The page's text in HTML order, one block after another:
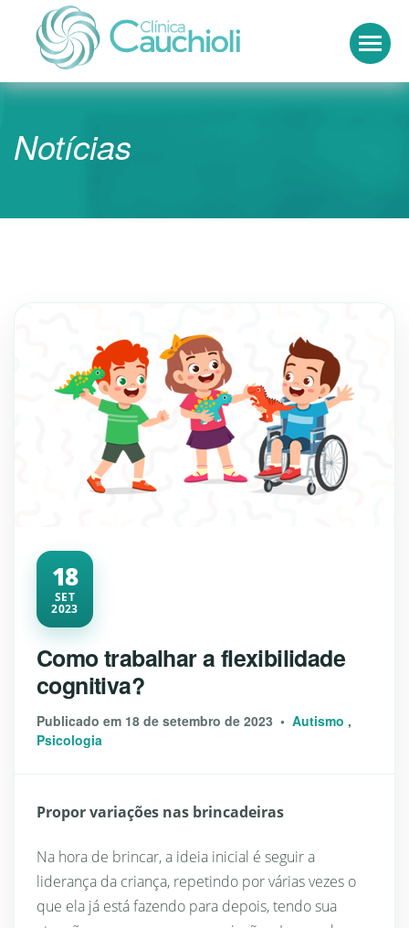
Clínica Cauchioli
Notícias
18
SET
2023
Como trabalhar a flexibilidade
cognitiva?
Publicado em 18 de setembro de 2023 • Autismo ,
Psicologia
Propor variações nas brincadeiras
Na hora de brincar, a ideia inicial é seguir a
liderança da criança, repetindo por várias vezes o
que ela já está fazendo para depois, tendo sua